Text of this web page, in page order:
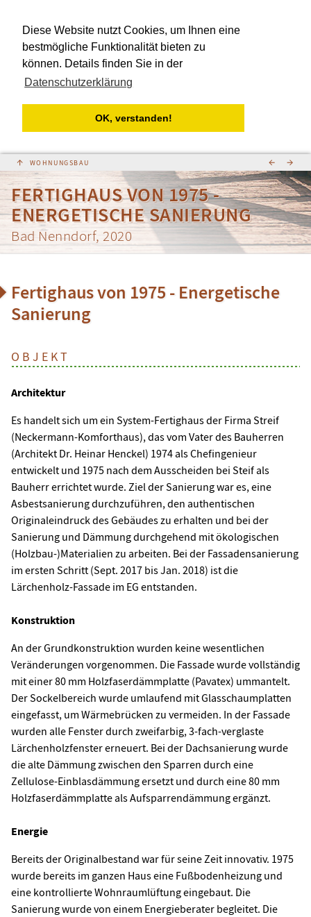
Diese Website nutzt Cookies, um Ihnen eine
bestmögliche Funktionalität bieten zu
können. Details finden Sie in der
Datenschutzerklärung
OK, verstanden!
↑ ← →
FERTIGHAUS VON 1975 -
ENERGETISCHE SANIERUNG
Bad Nenndorf, 2020
Fertighaus von 1975 - Energetische
Sanierung
OBJEKT
Architektur
Es handelt sich um ein System-Fertighaus der Firma Streif
(Neckermann-Komforthaus), das vom Vater des Bauherren
(Architekt Dr. Heinar Henckel) 1974 als Chefingenieur
entwickelt und 1975 nach dem Ausscheiden bei Steif als
Bauherr errichtet wurde. Ziel der Sanierung war es, eine
Asbestsanierung durchzuführen, den authentischen
Originaleindruck des Gebäudes zu erhalten und bei der
Sanierung und Dämmung durchgehend mit ökologischen
(Holzbau-)Materialien zu arbeiten. Bei der Fassadensanierung
im ersten Schritt (Sept. 2017 bis Jan. 2018) ist die
Lärchenholz-Fassade im EG entstanden.
Konstruktion
An der Grundkonstruktion wurden keine wesentlichen
Veränderungen vorgenommen. Die Fassade wurde vollständig
mit einer 80 mm Holzfaserdämmplatte (Pavatex) ummantelt.
Der Sockelbereich wurde umlaufend mit Glasschaumplatten
eingefasst, um Wärmebrücken zu vermeiden. In der Fassade
wurden alle Fenster durch zweifarbig, 3-fach-verglaste
Lärchenholzfenster erneuert. Bei der Dachsanierung wurde
die alte Dämmung zwischen den Sparren durch eine
Zellulose-Einblasdämmung ersetzt und durch eine 80 mm
Holzfaserdämmplatte als Aufsparrendämmung ergänzt.
Energie
Bereits der Originalbestand war für seine Zeit innovativ. 1975
wurde bereits im ganzen Haus eine Fußbodenheizung und
eine kontrollierte Wohnraumlüftung eingebaut. Die
Sanierung wurde von einem Energieberater begleitet. Die